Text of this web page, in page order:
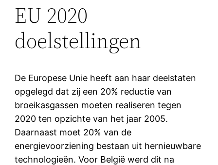
EU 2020
doelstellingen
De Europese Unie heeft aan haar deelstaten
opgelegd dat zij een 20% reductie van
broeikasgassen moeten realiseren tegen
2020 ten opzichte van het jaar 2005.
Daarnaast moet 20% van de
energievoorziening bestaan uit hernieuwbare
technologieën. Voor België werd dit na